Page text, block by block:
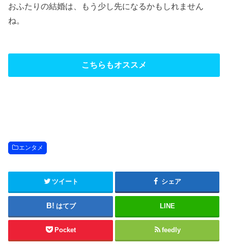
おふたりの結婚は、もう少し先になるかもしれません
ね。
こちらもオススメ
エンタメ
ツイート シェア
はてブ LINE
Pocket feedly